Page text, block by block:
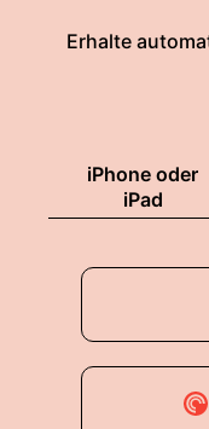
Erhalte
iPhone oder
iPad